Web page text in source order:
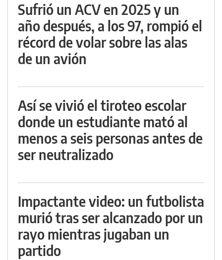
Sufrió un ACV en 2025 y un
año después, a los 97, rompió el
récord de volar sobre las alas
de un avión
Así se vivió el tiroteo escolar
donde un estudiante mató al
menos a seis personas antes de
ser neutralizado
Impactante video: un futbolista
murió tras ser alcanzado por un
rayo mientras jugaban un
partido